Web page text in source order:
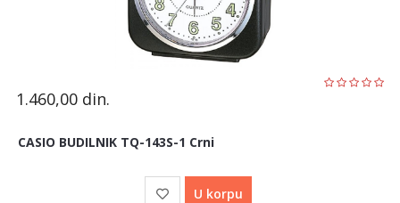
1.460,00 din.
CASIO BUDILNIK TQ-143S-1 Crni
U korpu